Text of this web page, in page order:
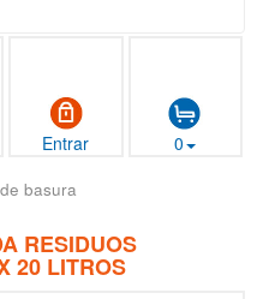
Entrar 0
basura
RESIDUOS
20 LITROS